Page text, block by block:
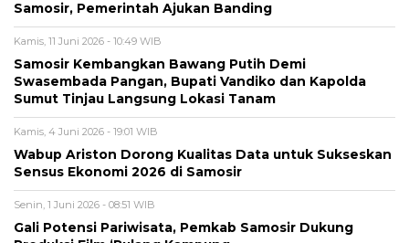
Samosir, Pemerintah Ajukan Banding
Kamis, 11 Juni 2026 - 10:49 WIB
Samosir Kembangkan Bawang Putih Demi
Swasembada Pangan, Bupati Vandiko dan Kapolda
Sumut Tinjau Langsung Lokasi Tanam
Kamis, 4 Juni 2026 - 19:01 WIB
​Wabup Ariston Dorong Kualitas Data untuk Sukseskan
Sensus Ekonomi 2026 di Samosir
Senin, 1 Juni 2026 - 08:51 WIB
Gali Potensi Pariwisata, Pemkab Samosir Dukung